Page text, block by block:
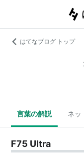
はてなブログ トップ
言葉の解説 ネッ
F75 Ultra